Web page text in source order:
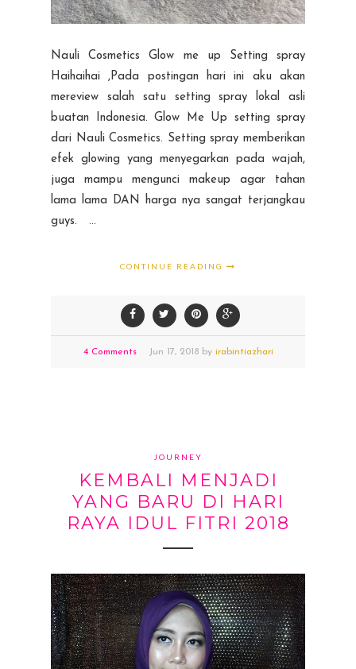
Nauli Cosmetics Glow me up Setting spray
Haihaihai ,Pada postingan hari ini aku akan
mereview salah satu setting spray lokal asli
buatan Indonesia. Glow Me Up setting spray
dari Nauli Cosmetics. Setting spray memberikan
efek glowing yang menyegarkan pada wajah,
juga mampu mengunci makeup agar tahan
lama lama DAN harga nya sangat terjangkau
guys. ...
CONTINUE READING
4 Comments Jun 17,2018 by irabintiazhari
JOURNEY
KEMBALI MENJADI
YANG BARU DI HARI
RAYA IDUL FITRI 2018